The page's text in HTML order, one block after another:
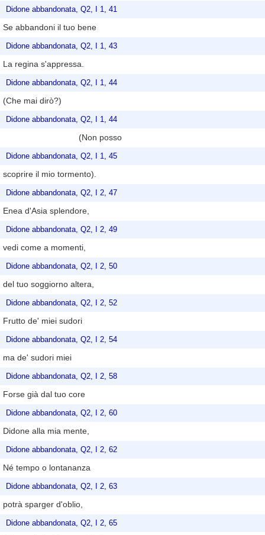
Didone abbandonata, Q2, I 1, 41
Se abbandoni il tuo bene
Didone abbandonata, Q2, I 1, 43
La regina s'appressa.
Didone abbandonata, Q2, I 1, 44
(Che mai dirò?)
Didone abbandonata, Q2, I 1, 44
(Non posso
Didone abbandonata, Q2, I 1, 45
scoprire il mio tormento).
Didone abbandonata, Q2, I 2, 47
Enea d'Asia splendore,
Didone abbandonata, Q2, I 2, 49
vedi come a momenti,
Didone abbandonata, Q2, I 2, 50
del tuo soggiorno altera,
Didone abbandonata, Q2, I 2, 52
Frutto de' miei sudori
Didone abbandonata, Q2, I 2, 54
ma de' sudori miei
Didone abbandonata, Q2, I 2, 58
Forse già dal tuo core
Didone abbandonata, Q2, I 2, 60
Didone alla mia mente,
Didone abbandonata, Q2, I 2, 62
Né tempo o lontananza
Didone abbandonata, Q2, I 2, 63
potrà sparger d'oblio,
Didone abbandonata, Q2, I 2, 65